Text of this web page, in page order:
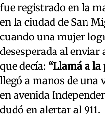
fue registrado en la
en la ciudad de San
cuando una mujer
desesperada al
que decía: “Llamá a la
llegó a manos de una
en avenida
dudó en alertar al 911.